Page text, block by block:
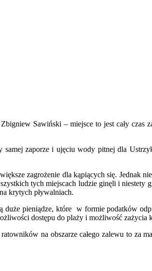
Sawiński – miejsce to jest cały czas
zaporze i ujęciu wody pitnej dla
zagrożenie dla kąpiących się. Jednak
tych miejscach ludzie ginęli i
krytych pływalniach.
pieniądze, które w formie podatków
dostępu do plaży i możliwość zażycia
na obszarze całego zalewu to za